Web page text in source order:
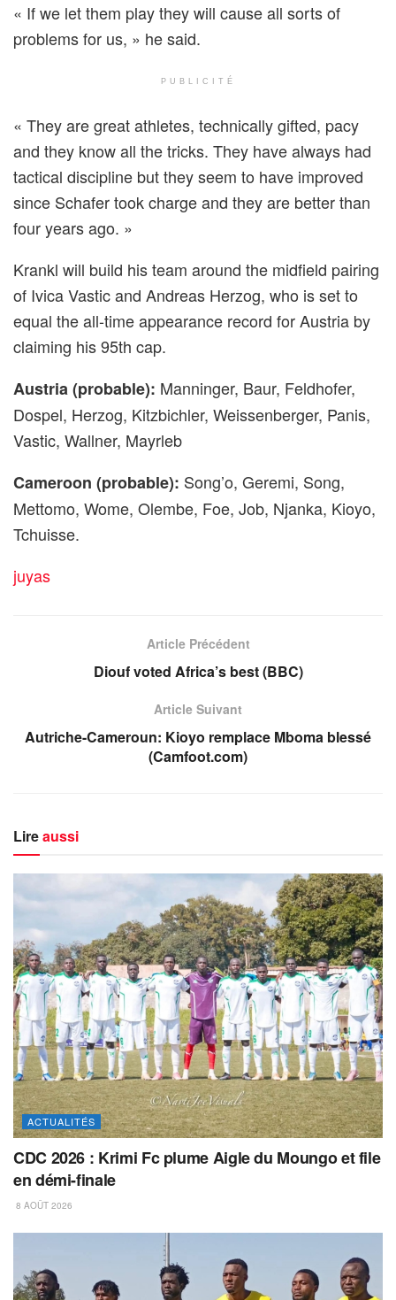
« If we let them play they will cause all sorts of
problems for us, » he said.
PUBLICITÉ
« They are great athletes, technically gifted, pacy
and they know all the tricks. They have always had
tactical discipline but they seem to have improved
since Schafer took charge and they are better than
four years ago. »
Krankl will build his team around the midfield pairing
of Ivica Vastic and Andreas Herzog, who is set to
equal the all-time appearance record for Austria by
claiming his 95th cap.
Austria (probable): Manninger, Baur, Feldhofer,
Dospel, Herzog, Kitzbichler, Weissenberger, Panis,
Vastic, Wallner, Mayrleb
Cameroon (probable): Song’o, Geremi, Song,
Mettomo, Wome, Olembe, Foe, Job, Njanka, Kioyo,
Tchuisse.
juyas
Article Précédent
Diouf voted Africa’s best (BBC)
Article Suivant
Autriche-Cameroun: Kioyo remplace Mboma blessé
(Camfoot.com)
Lireaussi
ACTUALITÉS
CDC 2026 : Krimi Fc plume Aigle du Moungo et file
en démi-finale
8 AOÛT 2026